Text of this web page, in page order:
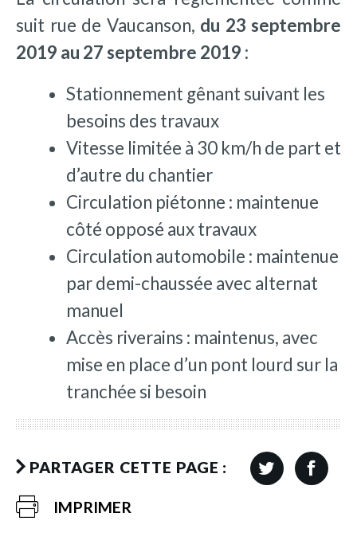
suit rue de Vaucanson, du 23 septembre
2019 au 27 septembre 2019 :
Stationnement gênant suivant les
besoins des travaux
Vitesse limitée à 30 km/h de part et
d’autre du chantier
Circulation piétonne : maintenue
côté opposé aux travaux
Circulation automobile : maintenue
par demi-chaussée avec alternat
manuel
Accès riverains : maintenus, avec
mise en place d’un pont lourd sur la
tranchée si besoin
PARTAGER CETTE PAGE :
IMPRIMER